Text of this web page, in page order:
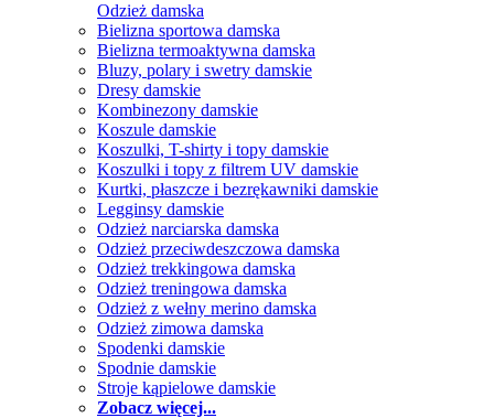
Odzież damska
Bielizna sportowa damska
Bielizna termoaktywna damska
Bluzy, polary i swetry damskie
Dresy damskie
Kombinezony damskie
Koszule damskie
Koszulki, T-shirty i topy damskie
Koszulki i topy z filtrem UV damskie
Kurtki, płaszcze i bezrękawniki damskie
Legginsy damskie
Odzież narciarska damska
Odzież przeciwdeszczowa damska
Odzież trekkingowa damska
Odzież treningowa damska
Odzież z wełny merino damska
Odzież zimowa damska
Spodenki damskie
Spodnie damskie
Stroje kąpielowe damskie
Zobacz więcej...